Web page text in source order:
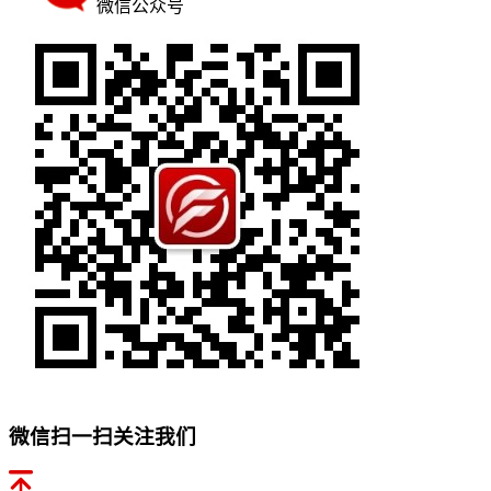
微信公众号
微信扫一扫关注我们